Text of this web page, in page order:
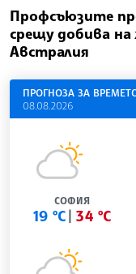
Профсъюзите
срещу добива на
Австралия
ПРОГНОЗА ЗА
08.08.2026
СОФИЯ
19 °C 34 °C